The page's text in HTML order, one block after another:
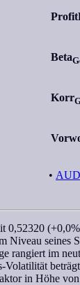
Beta
Korr
•
Niveau seines
rangiert im
Volatilität
in Höhe